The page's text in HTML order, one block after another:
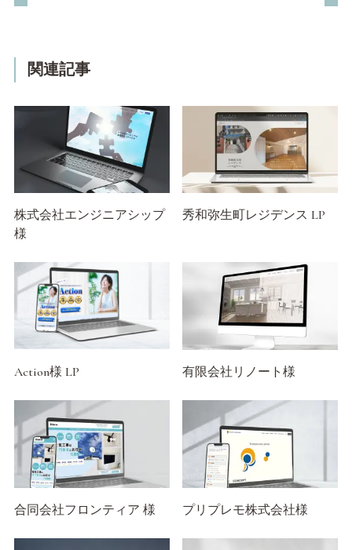
関連記事
株式会社エンジニアシップ
様
秀和弥生町レジデンス LP
Action様 LP 有限会社リノート様
合同会社フロンティア 様 プリプレモ株式会社様